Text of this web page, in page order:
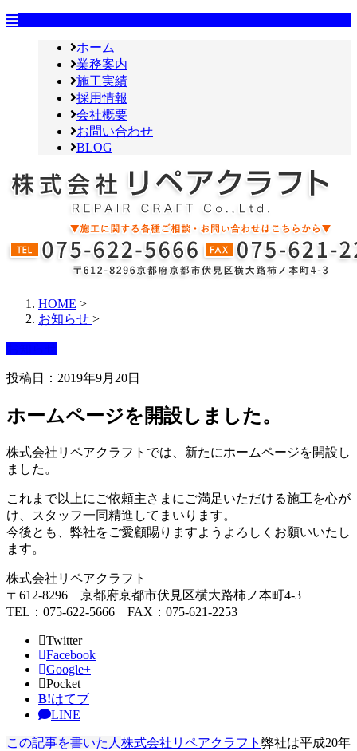
ホーム
業務案内
施工実績
採用情報
会社概要
お問い合わせ
BLOG
HOME >
お知らせ >
投稿日：2019年9月20日
ホームページを開設しました。
株式会社リペアクラフトでは、新たにホームページを開設し
ました。
これまで以上にご依頼主さまにご満足いただける施工を心が
け、スタッフ一同精進してまいります。
今後とも、弊社をご愛顧賜りますようよろしくお願いいたし
ます。
株式会社リペアクラフト
〒612-8296 京都府京都市伏見区横大路柿ノ本町4-3
TEL：075-622-5666 FAX：075-621-2253
Twitter
Facebook
Google+
Pocket
B!はてブ
LINE
この記事を書いた人 株式会社リペアクラフト 弊社は平成20年